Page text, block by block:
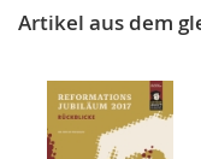
Nickname
Zusammenfassung
Artikel aus dem